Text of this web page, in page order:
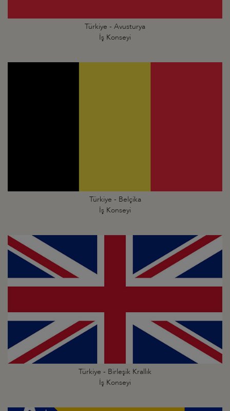
Türkiye - Avusturya
İş Konseyi
Türkiye - Belçika
İş Konseyi
Türkiye - Birleşik Krallık
İş Konseyi